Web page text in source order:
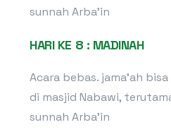
sunnah Arba’in
HARI KE 8 : MADINAH
Acara bebas. jama’ah
di masjid Nabawi,
sunnah Arba’in